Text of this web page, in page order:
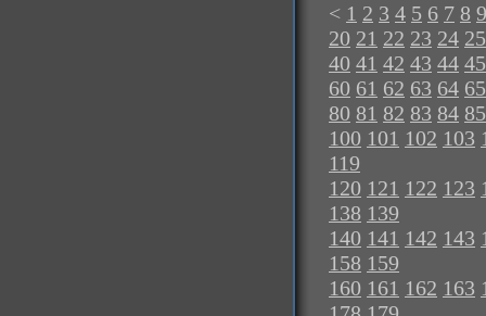
< 1 2 3 4 5 6 7 8 9
20 21 22 23 24 25
40 41 42 43 44 45
60 61 62 63 64 65
80 81 82 83 84 85
100 101 102 103
119
120 121 122 123
138 139
140 141 142 143
158 159
160 161 162 163